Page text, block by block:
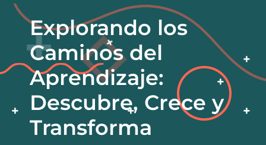
Explorando los
Caminos del
Aprendizaje:
Descubre, Crece y
Transforma